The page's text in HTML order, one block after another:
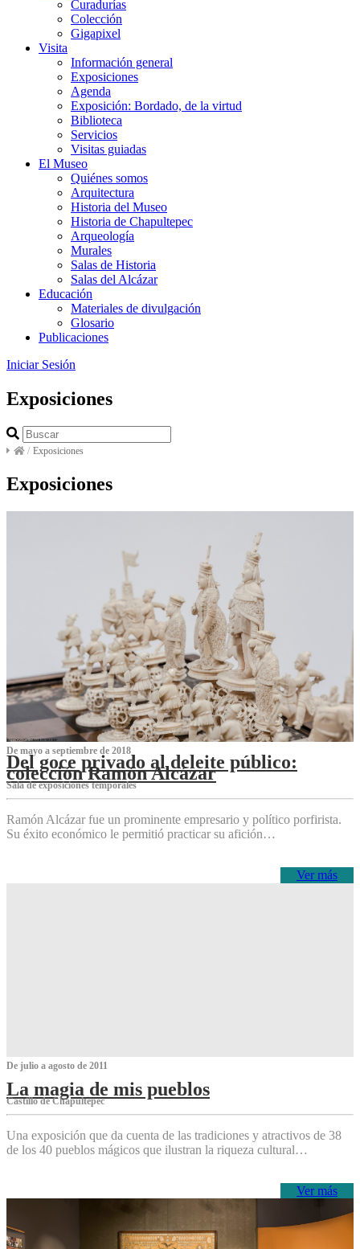
Curadurías
Colección
Gigapixel
Visita
Información general
Exposiciones
Agenda
Exposición: Bordado, de la virtud
Biblioteca
Servicios
Visitas guiadas
El Museo
Quiénes somos
Arquitectura
Historia del Museo
Historia de Chapultepec
Arqueología
Murales
Salas de Historia
Salas del Alcázar
Educación
Materiales de divulgación
Glosario
Publicaciones
Iniciar Sesión
Exposiciones
/ Exposiciones
Exposiciones
De mayo a septiembre de 2018
Del goce privado al deleite público:
colección Ramón Alcázar
Sala de exposiciones temporales
Ramón Alcázar fue un prominente empresario y político porfirista.
Su éxito económico le permitió practicar su afición…
Ver más
De julio a agosto de 2011
La magia de mis pueblos
Castillo de Chapultepec
Una exposición que da cuenta de las tradiciones y atractivos de 38
de los 40 pueblos mágicos que ilustran la riqueza cultural…
Ver más